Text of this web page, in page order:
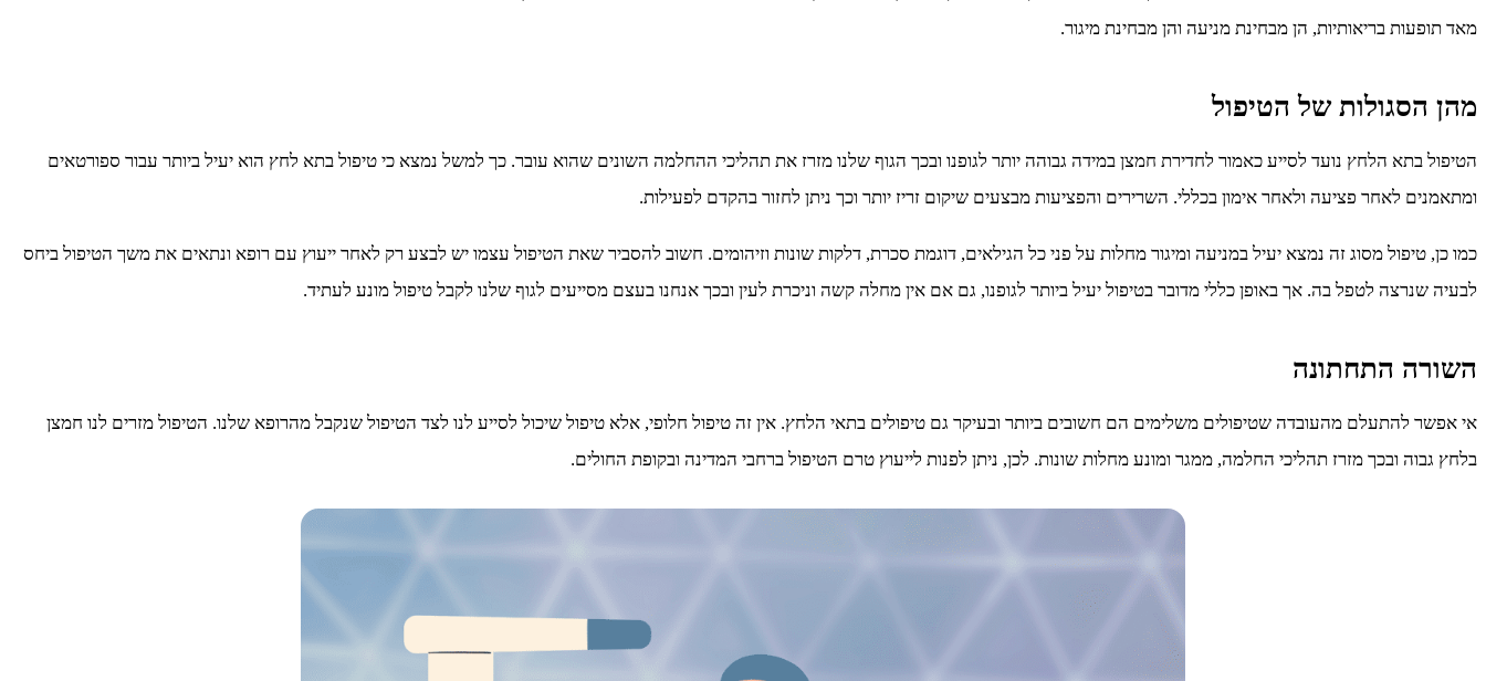
מאד תופעות בריאותיות, הן מבחינת מניעה והן מבחינת מיגור.
מהן הסגולות של הטיפול
הטיפול בתא הלחץ נועד לסייע כאמור לחדירת חמצן במידה גבוהה יותר לגופנו ובכך הגוף שלנו מזרז את תהליכי ההחלמה השונים שהוא עובר. כך למשל נמצא כי טיפול בתא לחץ הוא יעיל ביותר עבור ספורטאים
ומתאמנים לאחר פציעה ולאחר אימון בכללי. השרירים והפציעות מבצעים שיקום זריז יותר וכך ניתן לחזור בהקדם לפעילות.
כמו כן, טיפול מסוג זה נמצא יעיל במניעה ומיגור מחלות על פני כל הגילאים, דוגמת סכרת, דלקות שונות וזיהומים. חשוב להסביר שאת הטיפול עצמו יש לבצע רק לאחר ייעוץ עם רופא ונתאים את משך הטיפול ביחס
לבעיה שנרצה לטפל בה. אך באופן כללי מדובר בטיפול יעיל ביותר לגופנו, גם אם אין מחלה קשה וניכרת לעין ובכך אנחנו בעצם מסייעים לגוף שלנו לקבל טיפול מונע לעתיד.
השורה התחתונה
אי אפשר להתעלם מהעובדה שטיפולים משלימים הם חשובים ביותר ובעיקר גם טיפולים בתאי הלחץ. אין זה טיפול חלופי, אלא טיפול שיכול לסייע לנו לצד הטיפול שנקבל מהרופא שלנו. הטיפול מזרים לנו חמצן
בלחץ גבוה ובכך מזרז תהליכי החלמה, ממגר ומונע מחלות שונות. לכן, ניתן לפנות לייעוץ טרם הטיפול ברחבי המדינה ובקופת החולים.